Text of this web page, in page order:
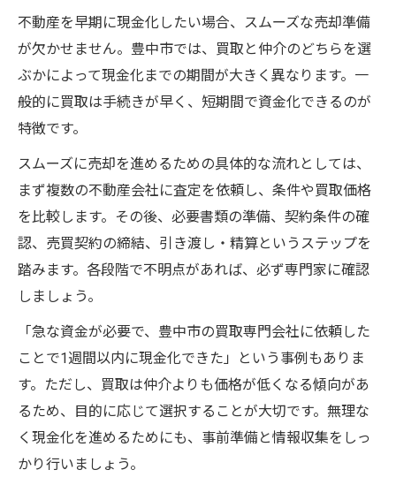
不動産を早期に現金化したい場合、スムーズな売却準備
が欠かせません。豊中市では、買取と仲介のどちらを選
ぶかによって現金化までの期間が大きく異なります。一
般的に買取は手続きが早く、短期間で資金化できるのが
特徴です。
スムーズに売却を進めるための具体的な流れとしては、
まず複数の不動産会社に査定を依頼し、条件や買取価格
を比較します。その後、必要書類の準備、契約条件の確
認、売買契約の締結、引き渡し・精算というステップを
踏みます。各段階で不明点があれば、必ず専門家に確認
しましょう。
「急な資金が必要で、豊中市の買取専門会社に依頼した
ことで1週間以内に現金化できた」という事例もありま
す。ただし、買取は仲介よりも価格が低くなる傾向があ
るため、目的に応じて選択することが大切です。無理な
く現金化を進めるためにも、事前準備と情報収集をしっ
かり行いましょう。